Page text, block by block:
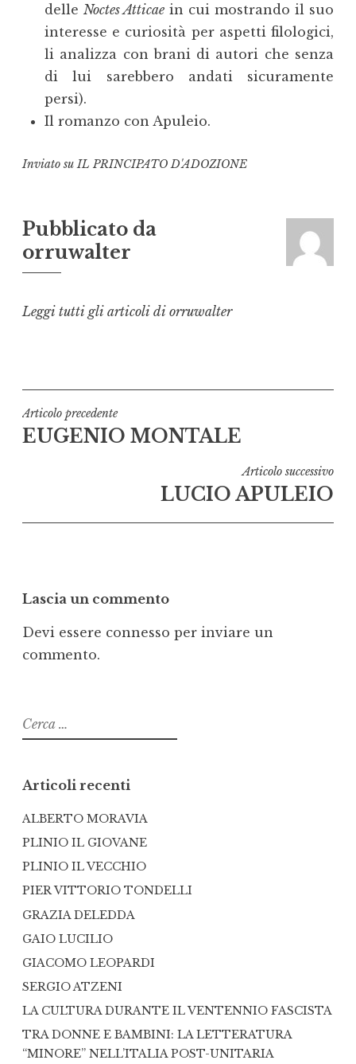
delle Noctes Atticae in cui mostrando il suo
interesse e curiosità per aspetti filologici,
li analizza con brani di autori che senza
di lui sarebbero andati sicuramente
persi).
Il romanzo con Apuleio.
Inviato su IL PRINCIPATO D'ADOZIONE
Pubblicato da
orruwalter
Leggi tutti gli articoli di orruwalter
Navigazione
articoli
Articolo precedente
EUGENIO MONTALE
Articolo successivo
LUCIO APULEIO
Lascia un commento
Devi essere connesso per inviare un
commento.
Ricerca
per:
Articoli recenti
ALBERTO MORAVIA
PLINIO IL GIOVANE
PLINIO IL VECCHIO
PIER VITTORIO TONDELLI
GRAZIA DELEDDA
GAIO LUCILIO
GIACOMO LEOPARDI
SERGIO ATZENI
LA CULTURA DURANTE IL VENTENNIO FASCISTA
TRA DONNE E BAMBINI: LA LETTERATURA
“MINORE” NELL’ITALIA POST-UNITARIA